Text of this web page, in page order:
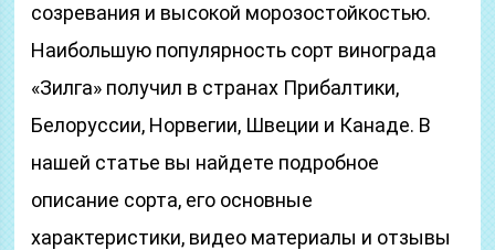
созревания и высокой морозостойкостью.
Наибольшую популярность сорт винограда
«Зилга» получил в странах Прибалтики,
Белоруссии, Норвегии, Швеции и Канаде. В
нашей статье вы найдете подробное
описание сорта, его основные
характеристики, видео материалы и отзывы